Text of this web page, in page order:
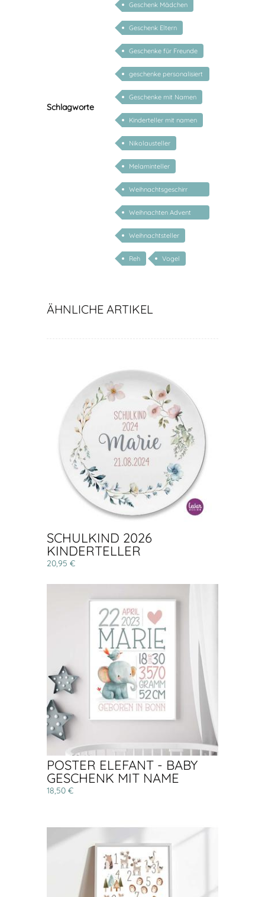
Schlagworte
Geschenk Mädchen
Geschenk Eltern
Geschenke für Freunde
geschenke personalisiert
kinder
Geschenke mit Namen
Kinderteller mit namen
Nikolausteller
Melaminteller
Weihnachtsgeschirr
Kinder
Weihnachten Advent
Nikolaus
Weihnachtsteller
Reh Vogel
ÄHNLICHE ARTIKEL
SCHULKIND 2026
KINDERTELLER
20,95 €
POSTER ELEFANT - BABY
GESCHENK MIT NAME
18,50 €